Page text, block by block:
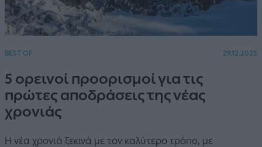
BEST OF 29.12.2025
5 ορεινοί προορισμοί για τις
πρώτες αποδράσεις της νέας
χρονιάς
Η νέα χρονιά ξεκινά με τον καλύτερο τρόπο, με